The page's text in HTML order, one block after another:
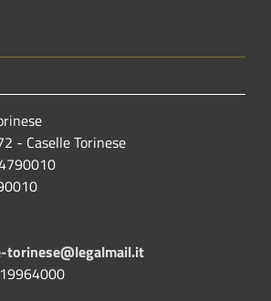
- Caselle Torinese
torinese@legalmail.it